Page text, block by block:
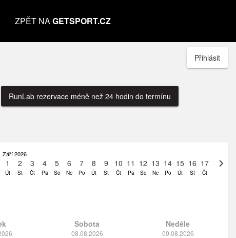
ZPĚT NAGETSPORT.CZ
Přihlásit
RunLab rezervace méně než 24 hodin do termínu
1
Út
Září 2026
2
St
3
Čt
4
Pá
5
So
6
Ne
7
Po
8
Út
9
St
10
Čt
11
Pá
12
So
13
Ne
14
Po
15
Út
16
St
17
Čt
18
Sobota
08.08.2026
Neděle
09.08.2026